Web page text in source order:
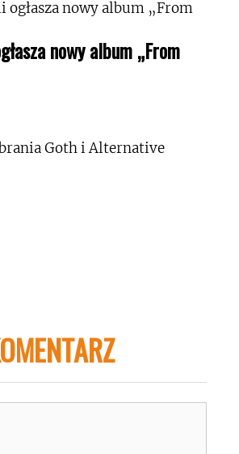
nowy album „From